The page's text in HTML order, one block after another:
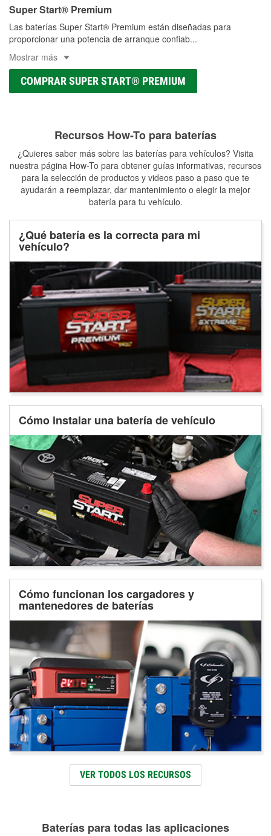
Super Start® Premium
Las baterías Super Start® Premium están diseñadas para
proporcionar una potencia de arranque confiab...
Mostrar más
COMPRAR SUPER START® PREMIUM
Recursos How-To para baterías
¿Quieres saber más sobre las baterías para vehículos? Visita
nuestra página How-To para obtener guías informativas, recursos
para la selección de productos y videos paso a paso que te
ayudarán a reemplazar, dar mantenimiento o elegir la mejor
batería para tu vehículo.
¿Qué batería es la correcta para mi
vehículo?
Cómo instalar una batería de vehículo
Cómo funcionan los cargadores y
mantenedores de baterías
VER TODOS LOS RECURSOS
Baterías para todas las aplicaciones